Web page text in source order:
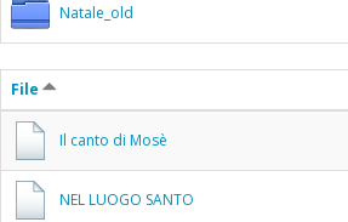
Natale_old
File
Il canto di Mosè
NEL LUOGO SANTO